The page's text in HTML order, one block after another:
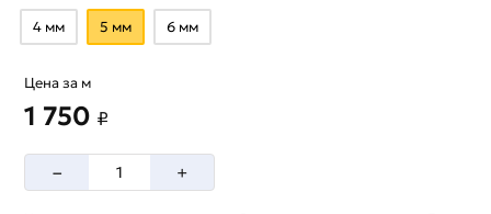
4 мм 5 мм 6 мм
Цена за м
1 750 ₽
– +